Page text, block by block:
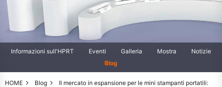
Informazioni sull'HPRT Eventi Galleria Mostra
Notizie
Blog
HOME Blog
Il mercato in espansione per le mini stampanti portatili: